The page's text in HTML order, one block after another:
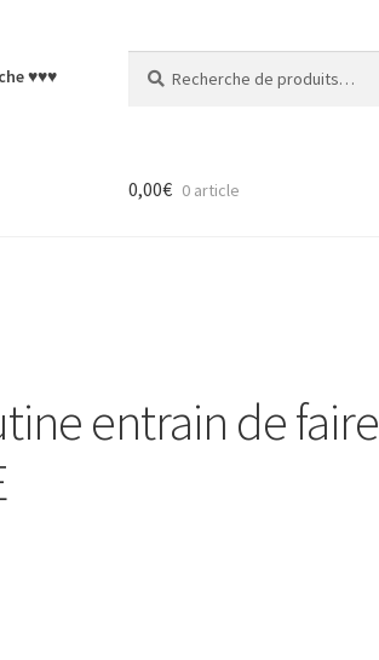
♥♥♥
pour :
0,00€ 0 article
entrain de faire